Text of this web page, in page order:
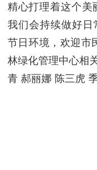
精心打理着这个美
我们会持续做好日
节日环境，欢迎市
林绿化管理中心相
青 郝丽娜 陈三虎 季